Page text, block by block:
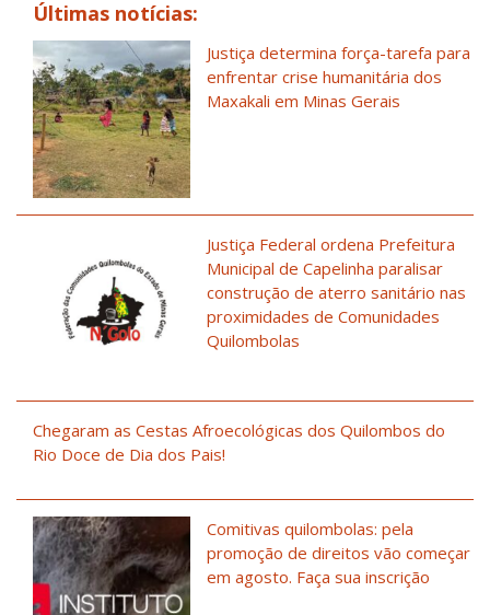
Últimas notícias:
Justiça determina força-tarefa para
enfrentar crise humanitária dos
Maxakali em Minas Gerais
Justiça Federal ordena Prefeitura
Municipal de Capelinha paralisar
construção de aterro sanitário nas
proximidades de Comunidades
Quilombolas
Chegaram as Cestas Afroecológicas dos Quilombos do
Rio Doce de Dia dos Pais!
Comitivas quilombolas: pela
promoção de direitos vão começar
em agosto. Faça sua inscrição